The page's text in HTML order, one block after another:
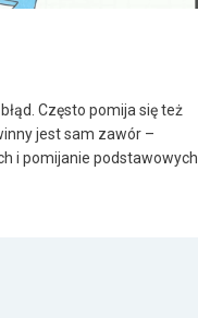
Często pomija się też
jest sam zawór –
i pomijanie podstawowych